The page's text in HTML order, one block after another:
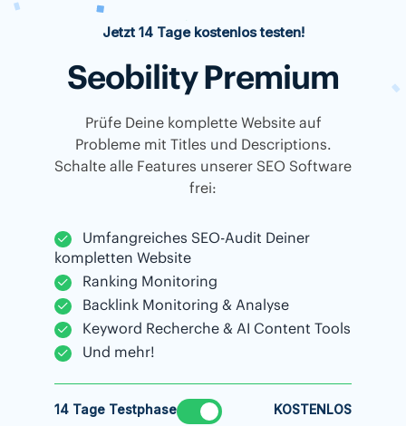
Jetzt 14 Tage kostenlos testen!
Seobility Premium
Prüfe Deine komplette Website auf
Probleme mit Titles und Descriptions.
Schalte alle Features unserer SEO Software
frei:
Umfangreiches SEO-Audit Deiner
kompletten Website
Ranking Monitoring
Backlink Monitoring & Analyse
Keyword Recherche & AI Content Tools
Und mehr!
14 Tage Testphase KOSTENLOS